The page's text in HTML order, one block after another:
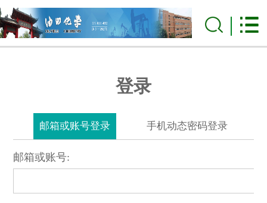
登录
邮箱或账号登录 手机动态密码登录
邮箱或账号: